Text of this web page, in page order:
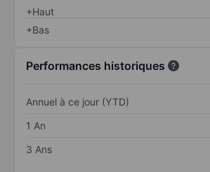
+Haut
+Bas
Performances historiques
Annuel à ce jour (YTD)
1 An
3 Ans